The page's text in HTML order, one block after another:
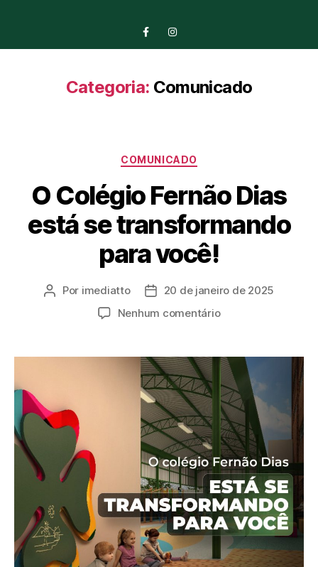
Categoria: Comunicado
COMUNICADO
O Colégio Fernão Dias
está se transformando
para você!
Por imediatto
20 de janeiro de 2025
Nenhum comentário